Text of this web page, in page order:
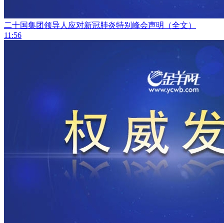
二十国集团领导人应对新冠肺炎特别峰会声明（全文）
11:56